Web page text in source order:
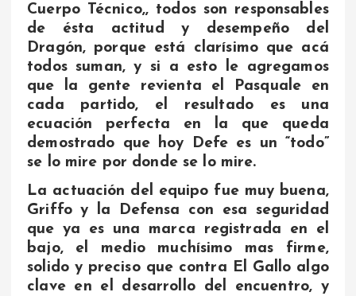
Cuerpo Técnico,, todos son responsables
de ésta actitud y desempeño del
Dragón, porque está clarísimo que acá
todos suman, y si a esto le agregamos
que la gente revienta el Pasquale en
cada partido, el resultado es una
ecuación perfecta en la que queda
demostrado que hoy Defe es un “todo”
se lo mire por donde se lo mire.
La actuación del equipo fue muy buena,
Griffo y la Defensa con esa seguridad
que ya es una marca registrada en el
bajo, el medio muchísimo mas firme,
solido y preciso que contra El Gallo algo
clave en el desarrollo del encuentro, y